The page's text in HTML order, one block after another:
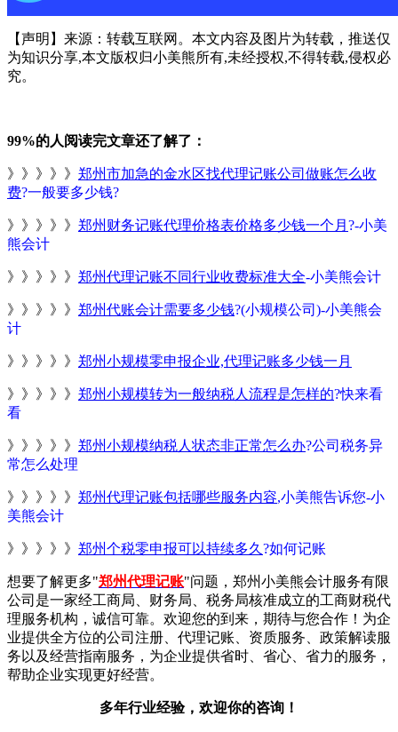
【声明】来源：转载互联网。本文内容及图片为转载，推送仅
为知识分享,本文版权归小美熊所有,未经授权,不得转载,侵权必
究。
99%的人阅读完文章还了解了：
》》》》》 郑州市加急的金水区找代理记账公司做账怎么收
费?一般要多少钱?
》》》》》 郑州财务记账代理价格表价格多少钱一个月 ?-小美
熊会计
》》》》》 郑州代理记账不同行业收费标准大全-小美熊会计
》》》》》 郑州代账会计需要多少钱?(小规模公司)-小美熊会
计
》》》》》 郑州小规模零申报企业,代理记账多少钱一月
》》》》》 郑州小规模转为一般纳税人流程是怎样的?快来看
看
》》》》》 郑州小规模纳税人状态非正常怎么办?公司税务异
常怎么处理
》》》》》 郑州代理记账包括哪些服务内容,小美熊告诉您-小
美熊会计
》》》》》 郑州个税零申报可以持续多久 ?如何记账
想要了解更多"郑州代理记账"问题，郑州小美熊会计服务有限
公司是一家经工商局、财务局、税务局核准成立的工商财税代
理服务机构，诚信可靠。欢迎您的到来，期待与您合作！为企
业提供全方位的公司注册、代理记账、资质服务、政策解读服
务以及经营指南服务，为企业提供省时、省心、省力的服务，
帮助企业实现更好经营。
多年行业经验，欢迎你的咨询！